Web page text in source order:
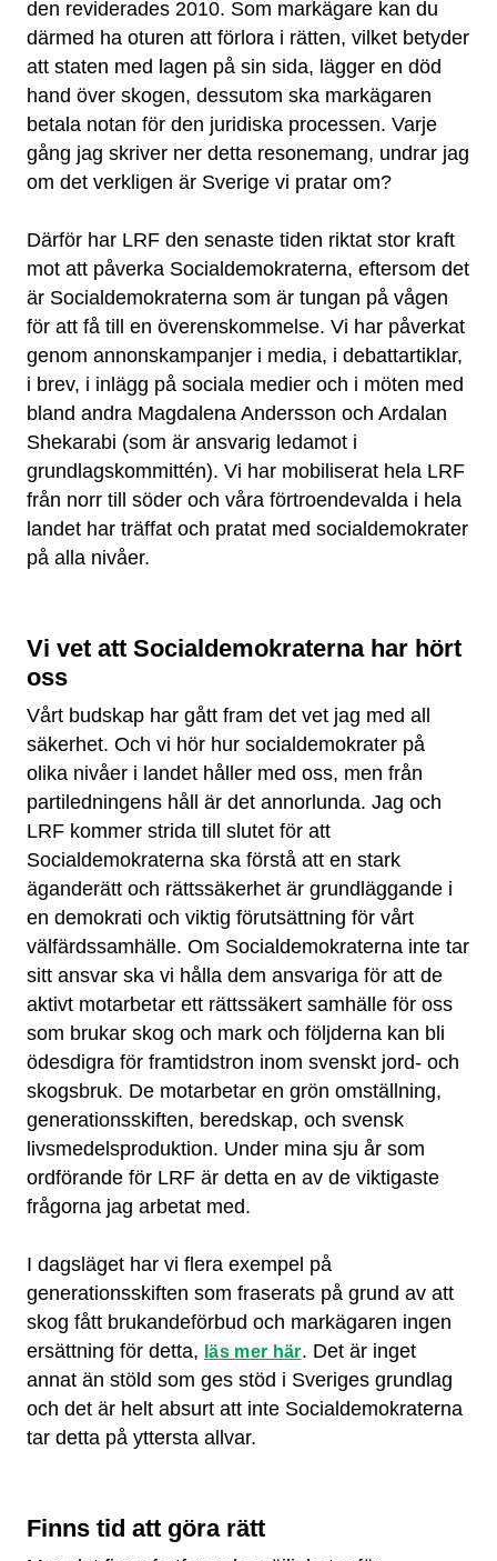
den reviderades 2010. Som markägare kan du
därmed ha oturen att förlora i rätten, vilket betyder
att staten med lagen på sin sida, lägger en död
hand över skogen, dessutom ska markägaren
betala notan för den juridiska processen. Varje
gång jag skriver ner detta resonemang, undrar jag
om det verkligen är Sverige vi pratar om?
Därför har LRF den senaste tiden riktat stor kraft
mot att påverka Socialdemokraterna, eftersom det
är Socialdemokraterna som är tungan på vågen
för att få till en överenskommelse. Vi har påverkat
genom annonskampanjer i media, i debattartiklar,
i brev, i inlägg på sociala medier och i möten med
bland andra Magdalena Andersson och Ardalan
Shekarabi (som är ansvarig ledamot i
grundlagskommittén). Vi har mobiliserat hela LRF
från norr till söder och våra förtroendevalda i hela
landet har träffat och pratat med socialdemokrater
på alla nivåer.
Vi vet att Socialdemokraterna har hört
oss
Vårt budskap har gått fram det vet jag med all
säkerhet. Och vi hör hur socialdemokrater på
olika nivåer i landet håller med oss, men från
partiledningens håll är det annorlunda. Jag och
LRF kommer strida till slutet för att
Socialdemokraterna ska förstå att en stark
äganderätt och rättssäkerhet är grundläggande i
en demokrati och viktig förutsättning för vårt
välfärdssamhälle. Om Socialdemokraterna inte tar
sitt ansvar ska vi hålla dem ansvariga för att de
aktivt motarbetar ett rättssäkert samhälle för oss
som brukar skog och mark och följderna kan bli
ödesdigra för framtidstron inom svenskt jord- och
skogsbruk. De motarbetar en grön omställning,
generationsskiften, beredskap, och svensk
livsmedelsproduktion. Under mina sju år som
ordförande för LRF är detta en av de viktigaste
frågorna jag arbetat med.
I dagsläget har vi flera exempel på
generationsskiften som fraserats på grund av att
skog fått brukandeförbud och markägaren ingen
ersättning för detta, läs mer här. Det är inget
annat än stöld som ges stöd i Sveriges grundlag
och det är helt absurt att inte Socialdemokraterna
tar detta på yttersta allvar.
Finns tid att göra rätt